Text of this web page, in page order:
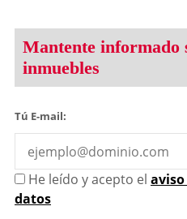
Mantente informado
inmuebles
Tú E-mail:
He leído y acepto el
datos